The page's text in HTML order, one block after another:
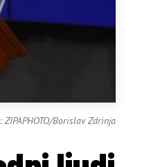
ZIPAPHOTO/Borislav Zdrinja